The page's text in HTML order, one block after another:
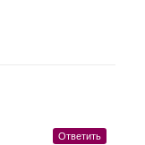
Ответить